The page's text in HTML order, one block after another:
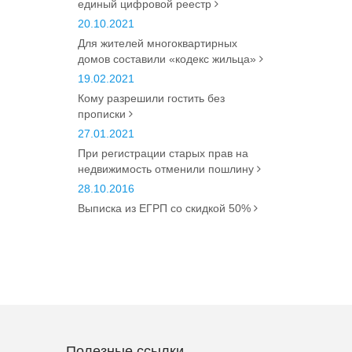
единый цифровой реестр
20.10.2021
Для жителей многоквартирных
домов составили «кодекс жильца»
19.02.2021
Кому разрешили гостить без
прописки
27.01.2021
При регистрации старых прав на
недвижимость отменили пошлину
28.10.2016
Выписка из ЕГРП со скидкой 50%